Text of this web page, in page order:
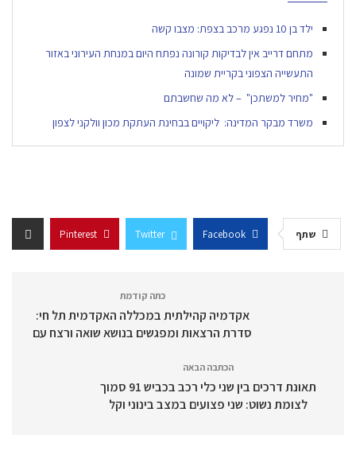
ילד בן 10 נפגע מרכב בצפת: מצבו קשה
מתחם דרייב אין לבדיקות קורונה נפתח היום במנחת העירוני באזור
התעשייה הצפוני בקריית שמונה
‭"‬מחיר‭ ‬למשתכן" ‬ – לא‭ ‬מה‭ ‬שחשבתם
משרד מבקר המדינה: ליקויים בבחינת העתקת מכון וולקני לצפון
שתף Facebook
Twitter
Pinterest
כתה קודמת
אקדמיה קהילתית במכללה האקדמית תל חי:
סדרת הרצאות ומפגשים בנושא שואה ורצח עם
הכתבה הבאה
תאונת דרכים בין שני כלי רכב בכביש 91 סמוך
לצומת נשוט: שני פצועים במצב בינוני וקל